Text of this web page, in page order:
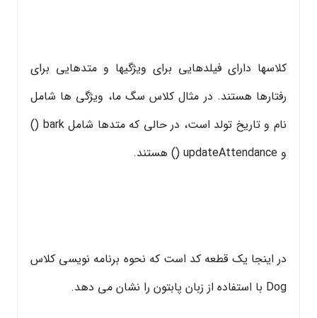
کلاسها دارای فیلدهایی برای ویژگیها و متدهایی برای
رفتارها هستند. در مثال کلاس سگ ما، ویژگی ها شامل
نام و تاریخ تولد است، در حالی که متدها شامل bark ()
و updateAttendance () هستند.
در اینجا یک قطعه کد است که نحوه برنامه نویسی کلاس
Dog با استفاده از زبان پابتون را نشان می دهد.